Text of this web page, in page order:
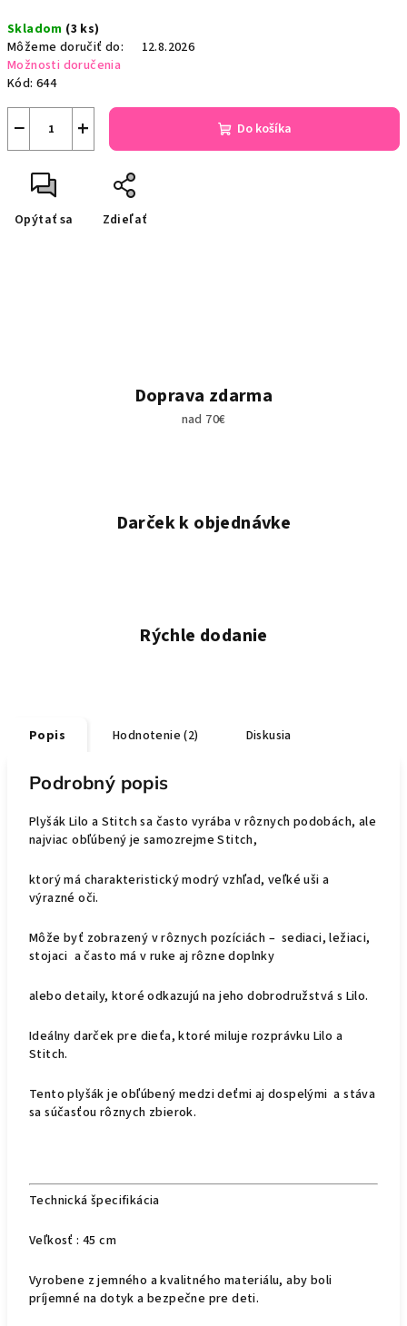
cena:
Skladom (3 ks)
Môžeme doručiť do:
12.8.2026
Možnosti doručenia
Kód: 644
+
− Do košíka
Opýtať sa Zdieľať
Doprava zdarma
nad 70€
Darček k objednávke
Rýchle dodanie
Popis Hodnotenie (2) Diskusia
Podrobný popis
Plyšák Lilo a Stitch sa často vyrába v rôznych podobách, ale
najviac obľúbený je samozrejme Stitch,
ktorý má charakteristický modrý vzhľad, veľké uši a
výrazné oči.
Môže byť zobrazený v rôznych pozíciách – sediaci, ležiaci,
stojaci a často má v ruke aj rôzne doplnky
alebo detaily, ktoré odkazujú na jeho dobrodružstvá s Lilo.
Ideálny darček pre dieťa, ktoré miluje rozprávku Lilo a
Stitch.
Tento plyšák je obľúbený medzi deťmi aj dospelými a stáva
sa súčasťou rôznych zbierok.
Technická špecifikácia
Veľkosť : 45 cm
Vyrobene z jemného a kvalitného materiálu, aby boli
príjemné na dotyk a bezpečne pre deti.